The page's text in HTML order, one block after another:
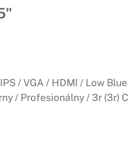
/ VGA / HDMI / Low
/ Profesionálny / 3r (3r)